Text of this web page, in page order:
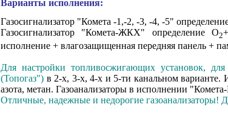
Варианты исполнения:
Газосигнализатор "Комета -1,-2, -3, -4, -5"
Газосигнализатор "Комета-ЖКХ" определение О2
исполнение + влагозащищенная передняя панель +
Для настройки топливосжигающих установок,
(Топогаз") в 2-х, 3-х, 4-х и 5-ти канальном варианте.
азота, метан. Газоанализаторы в исполнении
Отличные, надежные и недорогие газоанализаторы!